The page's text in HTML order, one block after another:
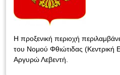
Η προξενική περιοχή
του Νομού Φθιώτιδας (Κεντρική
Αργυρώ Λεβεντή.